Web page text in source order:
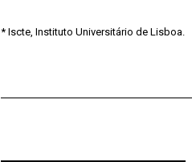
* Iscte, Instituto Universitário de Lisboa.